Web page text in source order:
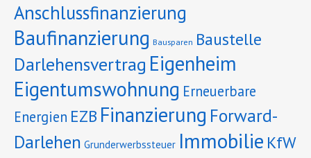
Anschlussfinanzierung
Baufinanzierung Bausparen Baustelle
Darlehensvertrag Eigenheim
Eigentumswohnung Erneuerbare
Energien EZB Finanzierung Forward-
Darlehen Grunderwerbssteuer Immobilie KfW